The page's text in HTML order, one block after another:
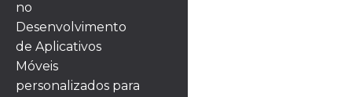
no
Desenvolvimento
de Aplicativos
Móveis
personalizados para